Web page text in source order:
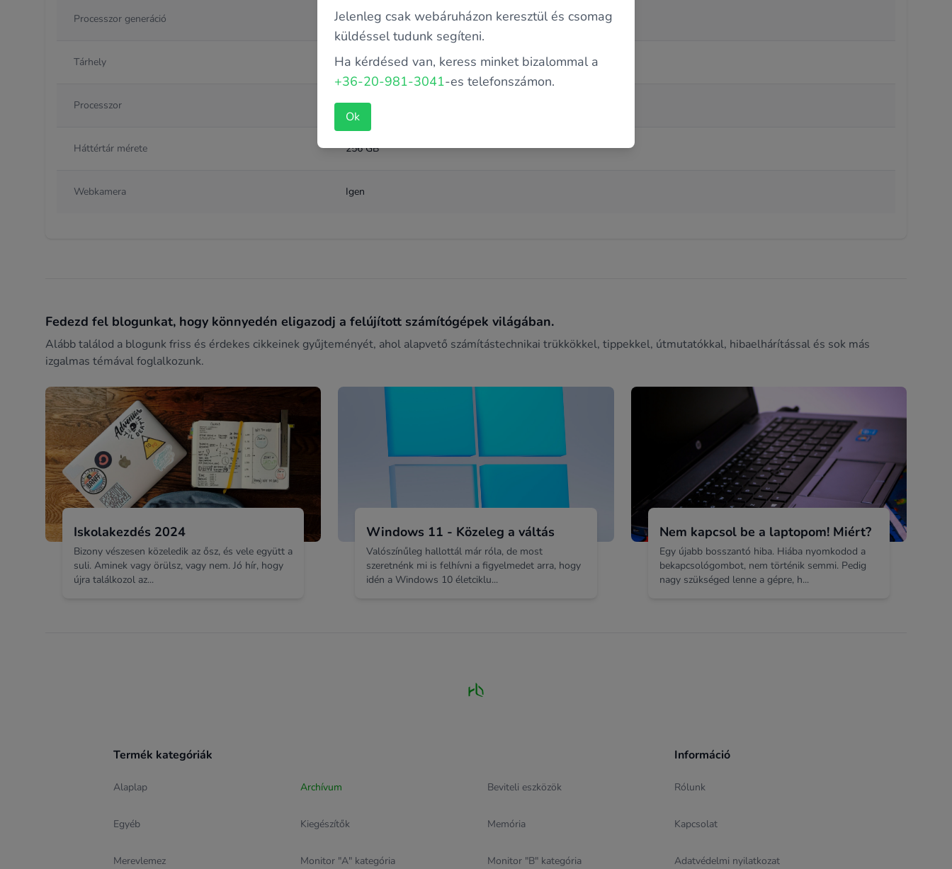
Processzor generáció Intel 8. Gen
Tárhely NVME SSD
Processzor Intel Core i7-8565UC 1.8 GHz (4 magos)
Háttértár mérete 256 GB
Webkamera Igen
Fedezd fel blogunkat, hogy könnyedén eligazodj a felújított számítógépek világában.
Alább találod a blogunk friss és érdekes cikkeinek gyűjteményét, ahol alapvető számítástechnikai trükkökkel, tippekkel, útmutatókkal, hibaelhárítással és sok más
izgalmas témával foglalkozunk.
Iskolakezdés 2024
Bizony vészesen közeledik az ősz, és vele együtt a
suli. Aminek vagy örülsz, vagy nem. Jó hír, hogy
újra találkozol az...
Windows 11 - Közeleg a váltás
Valószínűleg hallottál már róla, de most
szeretnénk mi is felhívni a figyelmedet arra, hogy
idén a Windows 10 életciklu...
Nem kapcsol be a laptopom! Miért?
Egy újabb bosszantó hiba. Hiába nyomkodod a
bekapcsológombot, nem történik semmi. Pedig
nagy szükséged lenne a gépre, h...
Termék kategóriák
Alaplap Archívum Beviteli eszközök
Egyéb Kiegészítők Memória
Merevlemez Monitor "A" kategória Monitor "B" kategória
Információ
Rólunk
Kapcsolat
Adatvédelmi nyilatkozat
Jelenleg csak webáruházon keresztül és csomag
küldéssel tudunk segíteni.
Ha kérdésed van, keress minket bizalommal a
+36-20-981-3041-es telefonszámon.
Ok